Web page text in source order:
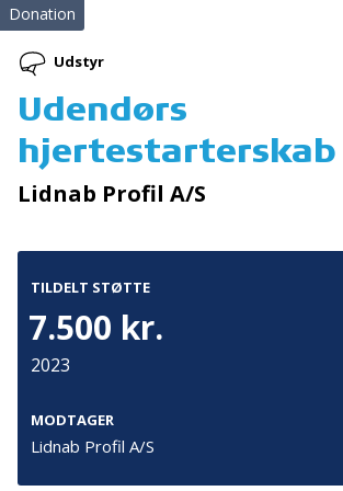
Repeterende
førstehjælp
Donation
Udstyr
Udendørs
hjertestarterskab
Lidnab Profil A/S
TILDELT STØTTE
7.500 kr.
2023
MODTAGER
Lidnab Profil A/S
Tilmeld nyhedsbrev
De seneste nyheder om TrygFondens og
aktiviteter direkte i din indbakke.